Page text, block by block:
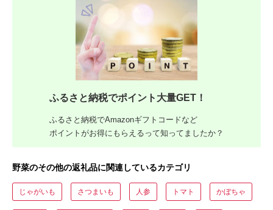
ふるさと納税でポイント大量GET！
ふるさと納税でAmazonギフトコードなど
ポイントがお得にもらえるって知ってましたか？
野菜のその他の返礼品に関連しているカテゴリ
じゃがいも さつまいも 人参 トマト かぼちゃ